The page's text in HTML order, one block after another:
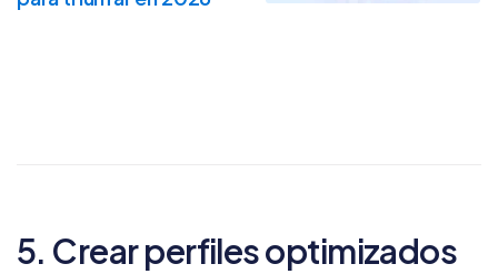
5. Crear perfiles optimizados